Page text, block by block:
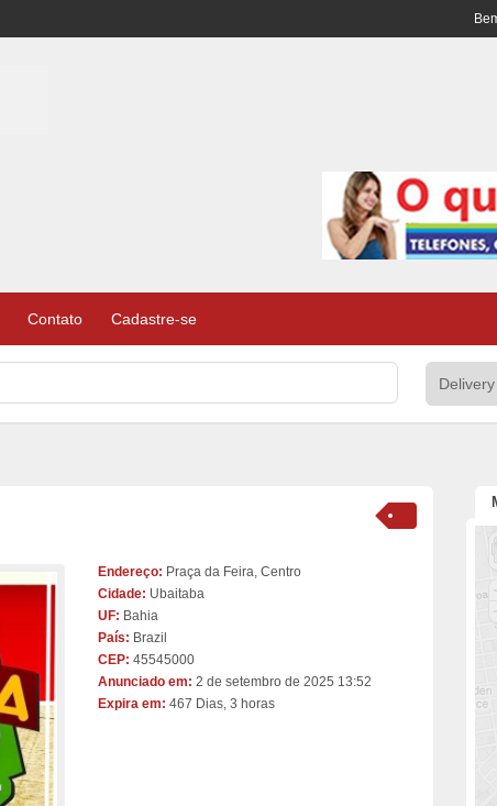
Contato Cadastre-se
Endereço: Praça da Feira, Centro
Cidade: Ubaitaba
UF: Bahia
País: Brazil
CEP: 45545000
Anunciado em: 2 de setembro de 2025 13:52
Expira em: 467 Dias, 3 horas